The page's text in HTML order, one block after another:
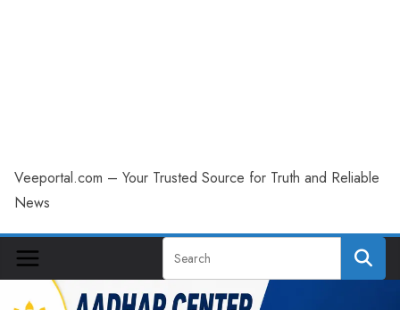
Veeportal.com – Your Trusted Source for Truth and Reliable
News